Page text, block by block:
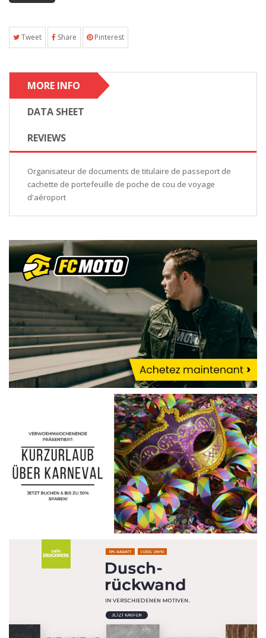
Tweet Share Pinterest
MORE INFO
DATA SHEET
REVIEWS
Organisateur de documents de titulaire de passeport de
cachette de portefeuille de poche de cou de voyage
d'aéroport